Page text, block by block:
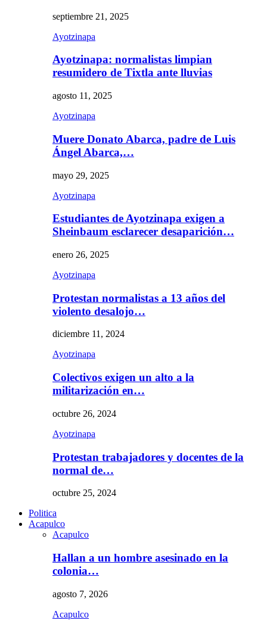
septiembre 21, 2025
Ayotzinapa
Ayotzinapa: normalistas limpian
resumidero de Tixtla ante lluvias
agosto 11, 2025
Ayotzinapa
Muere Donato Abarca, padre de Luis
Ángel Abarca,…
mayo 29, 2025
Ayotzinapa
Estudiantes de Ayotzinapa exigen a
Sheinbaum esclarecer desaparición…
enero 26, 2025
Ayotzinapa
Protestan normalistas a 13 años del
violento desalojo…
diciembre 11, 2024
Ayotzinapa
Colectivos exigen un alto a la
militarización en…
octubre 26, 2024
Ayotzinapa
Protestan trabajadores y docentes de la
normal de…
octubre 25, 2024
Politica
Acapulco
Acapulco
Hallan a un hombre asesinado en la
colonia…
agosto 7, 2026
Acapulco